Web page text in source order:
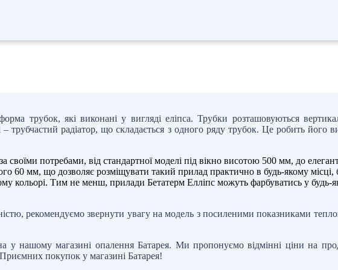
трубок, які виконані у вигляді еліпса. Трубки розташовуються
трубчастий радіатор, що складається з одного ряду трубок. Це робить його
потребами, від стандартної моделі під вікно висотою 500 мм, до
60 мм, що дозволяє розміщувати такий прилад практично в будь-якому
кольорі. Тим не менш, прилади Бетатерм Елліпс можуть фарбуватись у будь-
рекомендуємо звернути увагу на модель з посиленими показниками
у нашому магазині опалення Батарея. Ми пропонуємо відмінні ціни на
покупок у магазині Батарея!